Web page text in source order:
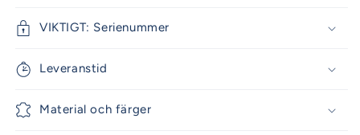
VIKTIGT: Serienummer
Leveranstid
Material och färger